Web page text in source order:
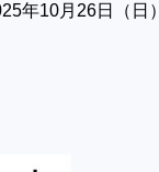
年10月26日（日）